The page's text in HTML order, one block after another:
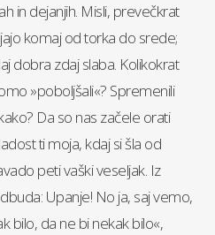
in dejanjih. Misli, prevečkrat
komaj od torka do srede;
dobra zdaj slaba. Kolikokrat
»poboljšali«? Spremenili
Da so nas začele orati
ti moja, kdaj si šla od
peti vaški veseljak. Iz
Upanje! No ja, saj vemo,
bilo, da ne bi nekak bilo«,